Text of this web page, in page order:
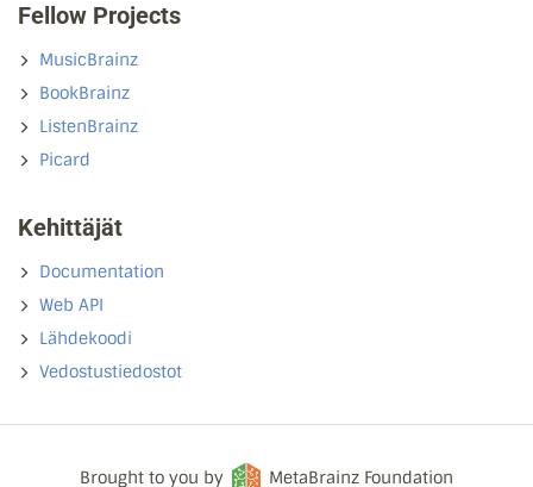
Fellow Projects
MusicBrainz
BookBrainz
ListenBrainz
Picard
Kehittäjät
Documentation
Web API
Lähdekoodi
Vedostustiedostot
Brought to you by MetaBrainz Foundation